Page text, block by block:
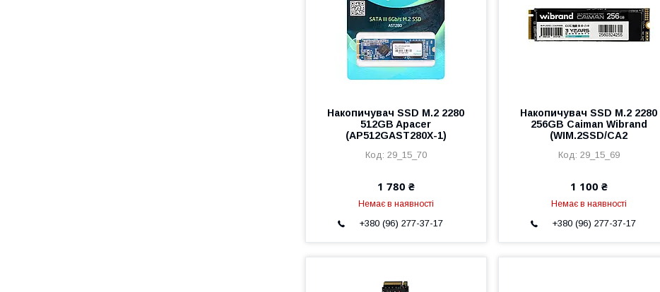
Накопичувач SSD M.2 2280
512GB Apacer
(AP512GAST280X-1)
29_15_70
1 780 ₴
Немає в наявності
+380 (96) 277-37-17
Накопичувач SSD M.2 2280
256GB Caiman Wibrand
(WIM.2SSD/CA2
29_15_69
1 100 ₴
Немає в наявності
+380 (96) 277-37-17